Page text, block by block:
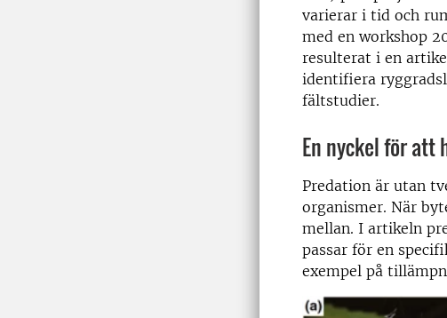
varierar i tid och
med en workshop
resulterat i en
identifiera
fältstudier.
En nyckel för att
Predation är utan
organismer. När
mellan. I artikeln
passar för en
exempel på